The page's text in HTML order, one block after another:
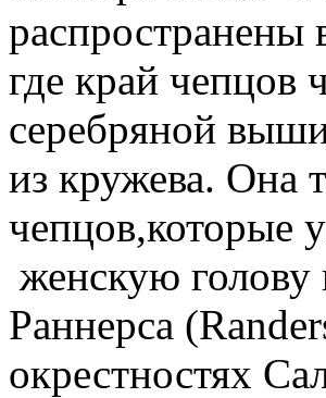
где край чепцов
серебряной
из кружева. Она
чепцов,которые
женскую голову
Раннерса
окрестностях